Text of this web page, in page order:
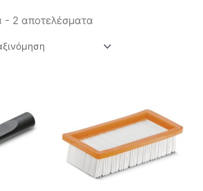
- 2 αποτελέσματα